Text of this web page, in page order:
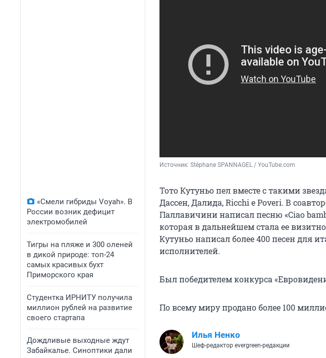
«Смели гибриды Voyah». В
России возник дефицит
электромобилей
Тигры на пляже и 300 оленей
в дикой природе: топ-24
самых красивых бухт
Приморского края
Студентка ИРНИТУ получила
миллион рублей на развитие
своего стартапа
Дождливые выходные ждут
Забайкалье. Синоптики дали
Источник: Stéphane SPANNAGEL / YouTube.com
Тото Кутуньо пел вместе с такими
Дассен, Далида, Ricchi e Poveri. В
Паллавичини написал песню «Ciao
которая в дальнейшем стала ее
Кутуньо написал более 400 песен для
исполнителей.
Был победителем конкурса
По всему миру продано более 100
Илья Ненко
Шеф-редактор evergreen-редакции